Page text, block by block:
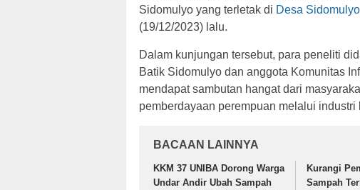
Sidomulyo yang terletak di Desa Sidomulyo
(19/12/2023) lalu.
Dalam kunjungan tersebut, para peneliti
Batik Sidomulyo dan anggota Komunitas
mendapat sambutan hangat dari
pemberdayaan perempuan melalui industri
BACAAN LAINNYA
KKM 37 UNIBA Dorong Warga
Undar Andir Ubah Sampah
Kurangi
Sampah